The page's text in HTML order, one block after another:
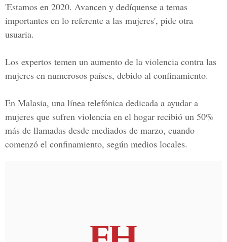
'Estamos en 2020. Avancen y dedíquense a temas
importantes en lo referente a las mujeres', pide otra
usuaria.
Los expertos temen un aumento de la violencia contra las
mujeres en numerosos países, debido al confinamiento.
En Malasia, una línea telefónica dedicada a ayudar a
mujeres que sufren violencia en el hogar recibió un 50%
más de llamadas desde mediados de marzo, cuando
comenzó el confinamiento, según medios locales.